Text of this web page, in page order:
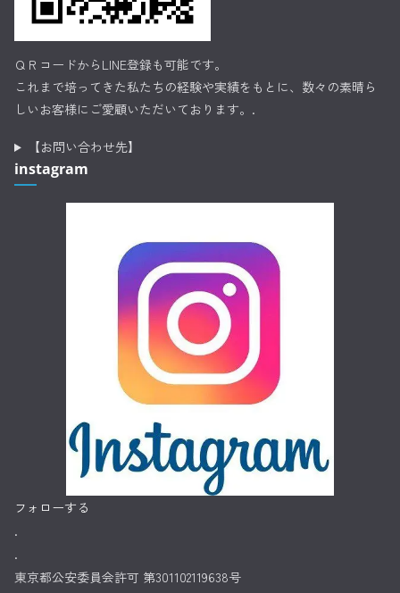
ＱＲコードからLINE登録も可能です。
これまで培ってきた私たちの経験や実績をもとに、数々の素晴ら
しいお客様にご愛顧いただいております。.
【お問い合わせ先】
instagram
フォローする
.
.
東京都公安委員会許可 第301102119638号